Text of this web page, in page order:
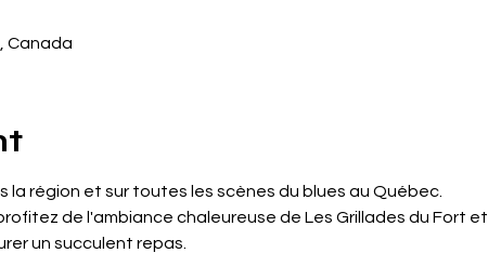
Canada
région et sur toutes les scènes du blues au Québec.
de l'ambiance chaleureuse de Les Grillades du Fort et
un succulent repas.